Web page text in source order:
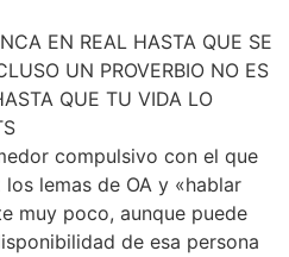
EN REAL HASTA QUE SE
UN PROVERBIO NO ES
QUE TU VIDA LO
compulsivo con el que
lemas de OA y «hablar
muy poco, aunque puede
de esa persona